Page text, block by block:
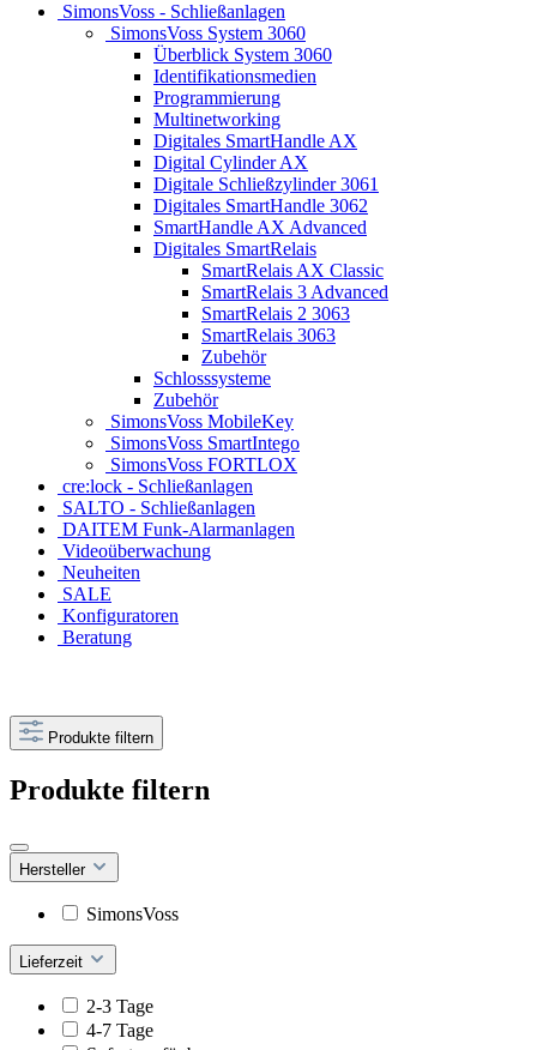
SimonsVoss - Schließanlagen
SimonsVoss System 3060
Überblick System 3060
Identifikationsmedien
Programmierung
Multinetworking
Digitales SmartHandle AX
Digital Cylinder AX
Digitale Schließzylinder 3061
Digitales SmartHandle 3062
SmartHandle AX Advanced
Digitales SmartRelais
SmartRelais AX Classic
SmartRelais 3 Advanced
SmartRelais 2 3063
SmartRelais 3063
Zubehör
Schlosssysteme
Zubehör
SimonsVoss MobileKey
SimonsVoss SmartIntego
SimonsVoss FORTLOX
cre:lock - Schließanlagen
SALTO - Schließanlagen
DAITEM Funk-Alarmanlagen
Videoüberwachung
Neuheiten
SALE
Konfiguratoren
Beratung
Produkte filtern
Produkte filtern
Hersteller
SimonsVoss
Lieferzeit
2-3 Tage
4-7 Tage